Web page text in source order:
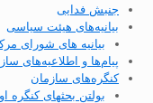
جنبش فدایی
بیانیه‌های هیئت سیاسی
بیانیه های شورای
پیام‌ها و اطلاعیه‌های
کنگره‌های سازمان
بولتن بحثهای کنگره